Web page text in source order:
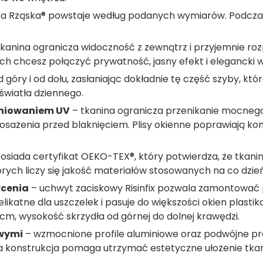
Rząska® powstaje według podanych wymiarów.
ogranicza widoczność z zewnątrz i przyjemnie
chcesz połączyć prywatność, jasny efekt i elegancki
i od dołu, zasłaniając dokładnie tę część szyby,
dziennego.
UV – tkanina ogranicza przenikanie
przed blaknięciem. Plisy okienne poprawiają
certyfikat OEKO-TEX®, który potwierdza, że
liczy się jakość materiałów stosowanych na co
– uchwyt zaciskowy Risinfix pozwala
dla uszczelek i pasuje do większości okien
wysokość skrzydła od górnej do dolnej krawędzi.
– wzmocnione profile aluminiowe oraz podwójne
pomaga utrzymać estetyczne ułożenie